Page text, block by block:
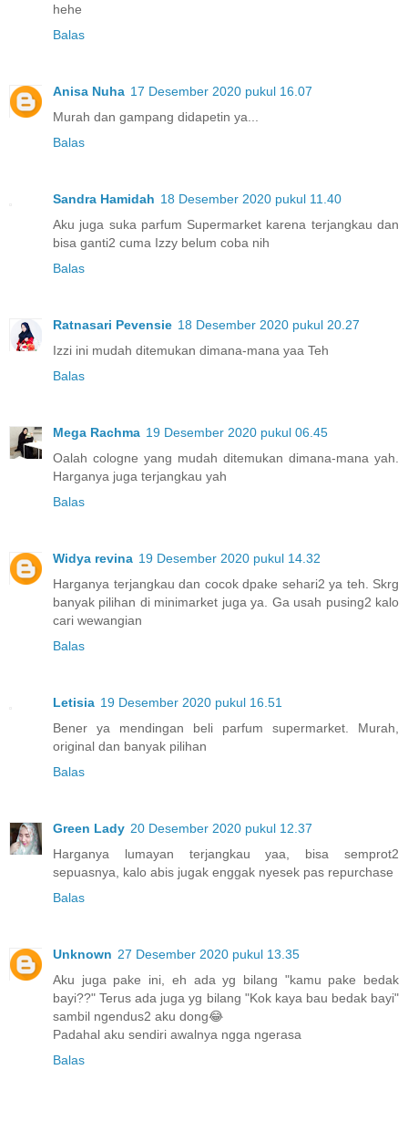
hehe
Balas
Anisa Nuha 17 Desember 2020 pukul 16.07
Murah dan gampang didapetin ya...
Balas
Sandra Hamidah 18 Desember 2020 pukul 11.40
Aku juga suka parfum Supermarket karena terjangkau dan
bisa ganti2 cuma Izzy belum coba nih
Balas
Ratnasari Pevensie 18 Desember 2020 pukul 20.27
Izzi ini mudah ditemukan dimana-mana yaa Teh
Balas
Mega Rachma 19 Desember 2020 pukul 06.45
Oalah cologne yang mudah ditemukan dimana-mana yah.
Harganya juga terjangkau yah
Balas
Widya revina 19 Desember 2020 pukul 14.32
Harganya terjangkau dan cocok dpake sehari2 ya teh. Skrg
banyak pilihan di minimarket juga ya. Ga usah pusing2 kalo
cari wewangian
Balas
Letisia 19 Desember 2020 pukul 16.51
Bener ya mendingan beli parfum supermarket. Murah,
original dan banyak pilihan
Balas
Green Lady 20 Desember 2020 pukul 12.37
Harganya lumayan terjangkau yaa, bisa semprot2
sepuasnya, kalo abis jugak enggak nyesek pas repurchase
Balas
Unknown 27 Desember 2020 pukul 13.35
Aku juga pake ini, eh ada yg bilang "kamu pake bedak
bayi??" Terus ada juga yg bilang "Kok kaya bau bedak bayi"
sambil ngendus2 aku dong😂
Padahal aku sendiri awalnya ngga ngerasa
Balas